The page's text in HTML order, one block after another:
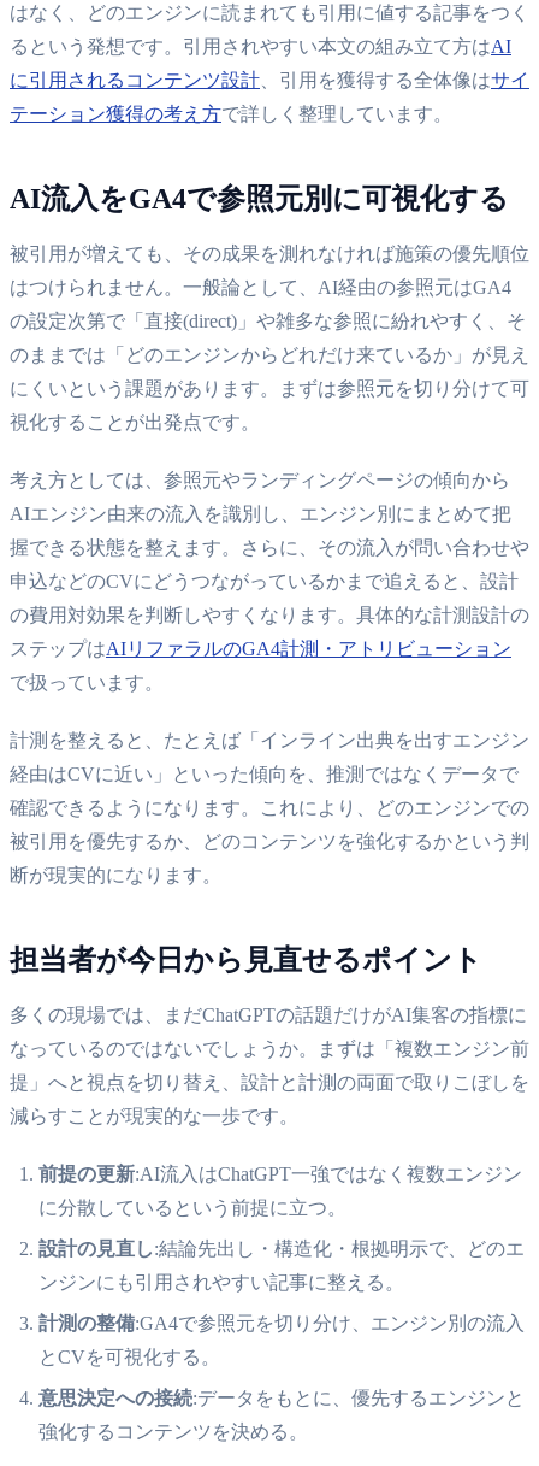
はなく、どのエンジンに読まれても引用に値する記事をつく
るという発想です。引用されやすい本文の組み立て方はAI
に引用されるコンテンツ設計 、引用を獲得する全体像はサイ
テーション獲得の考え方で詳しく整理しています。
AI流入をGA4で参照元別に可視化する
被引用が増えても、その成果を測れなければ施策の優先順位
はつけられません。一般論として、AI経由の参照元はGA4
の設定次第で「直接(direct)」や雑多な参照に紛れやすく、そ
のままでは「どのエンジンからどれだけ来ているか」が見え
にくいという課題があります。まずは参照元を切り分けて可
視化することが出発点です。
考え方としては、参照元やランディングページの傾向から
AIエンジン由来の流入を識別し、エンジン別にまとめて把
握できる状態を整えます。さらに、その流入が問い合わせや
申込などのCVにどうつながっているかまで追えると、設計
の費用対効果を判断しやすくなります。具体的な計測設計の
ステップはAIリファラルのGA4計測・アトリビューション
で扱っています。
計測を整えると、たとえば「インライン出典を出すエンジン
経由はCVに近い」といった傾向を、推測ではなくデータで
確認できるようになります。これにより、どのエンジンでの
被引用を優先するか、どのコンテンツを強化するかという判
断が現実的になります。
担当者が今日から見直せるポイント
多くの現場では、まだChatGPTの話題だけがAI集客の指標に
なっているのではないでしょうか。まずは「複数エンジン前
提」へと視点を切り替え、設計と計測の両面で取りこぼしを
減らすことが現実的な一歩です。
前提の更新:AI流入はChatGPT一強ではなく複数エンジン
に分散しているという前提に立つ。
設計の見直し:結論先出し・構造化・根拠明示で、どのエ
ンジンにも引用されやすい記事に整える。
計測の整備:GA4で参照元を切り分け、エンジン別の流入
とCVを可視化する。
意思決定への接続:データをもとに、優先するエンジンと
強化するコンテンツを決める。